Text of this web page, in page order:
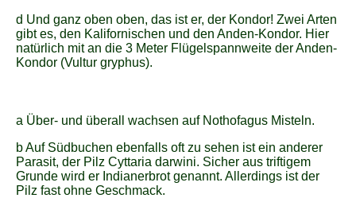
d Und ganz oben oben, das ist er, der Kondor! Zwei Arten
gibt es, den Kalifornischen und den Anden-Kondor. Hier
natürlich mit an die 3 Meter Flügelspannweite der Anden-
Kondor (Vultur gryphus).
a Über- und überall wachsen auf Nothofagus Misteln.
b Auf Südbuchen ebenfalls oft zu sehen ist ein anderer
Parasit, der Pilz Cyttaria darwini. Sicher aus triftigem
Grunde wird er Indianerbrot genannt. Allerdings ist der
Pilz fast ohne Geschmack.